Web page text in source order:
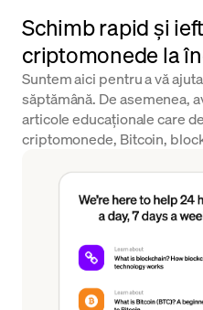
Schimb rapid și
criptomonede la
Suntem aici pentru a vă
săptămână. De asemenea,
articole educaționale care
criptomonede, Bitcoin,